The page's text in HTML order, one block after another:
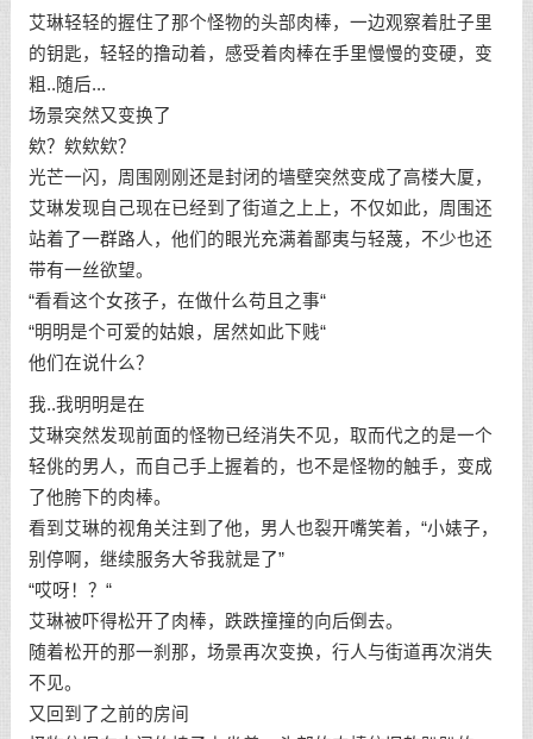
艾琳轻轻的握住了那个怪物的头部肉棒，一边观察着肚子里
的钥匙，轻轻的撸动着，感受着肉棒在手里慢慢的变硬，变
粗..随后...
场景突然又变换了
欸？欸欸欸？
光芒一闪，周围刚刚还是封闭的墙壁突然变成了高楼大厦，
艾琳发现自己现在已经到了街道之上上，不仅如此，周围还
站着了一群路人，他们的眼光充满着鄙夷与轻蔑，不少也还
带有一丝欲望。
“看看这个女孩子，在做什么苟且之事“
“明明是个可爱的姑娘，居然如此下贱“
他们在说什么？
我..我明明是在
艾琳突然发现前面的怪物已经消失不见，取而代之的是一个
轻佻的男人，而自己手上握着的，也不是怪物的触手，变成
了他胯下的肉棒。
看到艾琳的视角关注到了他，男人也裂开嘴笑着，“小婊子，
别停啊，继续服务大爷我就是了”
“哎呀！？“
艾琳被吓得松开了肉棒，跌跌撞撞的向后倒去。
随着松开的那一刹那，场景再次变换，行人与街道再次消失
不见。
又回到了之前的房间